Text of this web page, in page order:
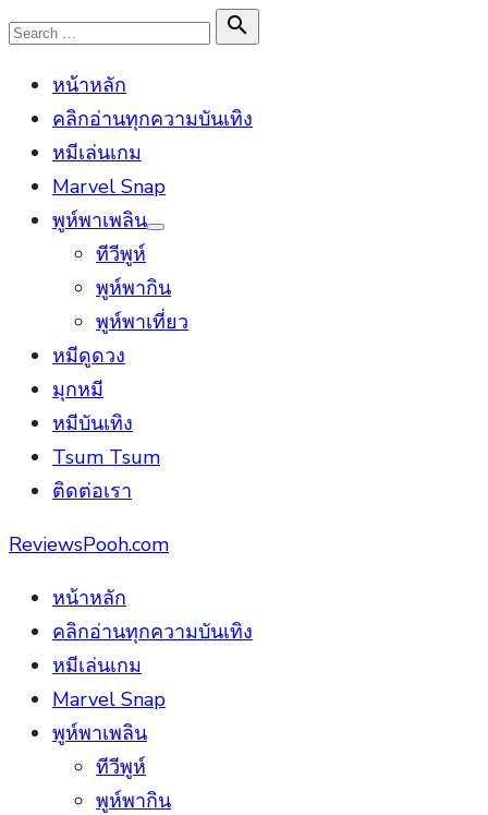
Skip
content
Search

Search
หน้าหลัก
คลิกอ่านทุกความบันเทิง
หมีเล่นเกม
Marvel Snap
พูห์พาเพลิน
Show
ทีวีพูห์
พูห์พากิน
พูห์พาเที่ยว
หมีดูดวง
มุกหมี
หมีบันเทิง
Tsum Tsum
ติดต่อเรา
ReviewsPooh.com
หน้าหลัก
คลิกอ่านทุกความบันเทิง
หมีเล่นเกม
Marvel Snap
พูห์พาเพลิน
ทีวีพูห์
พูห์พากิน